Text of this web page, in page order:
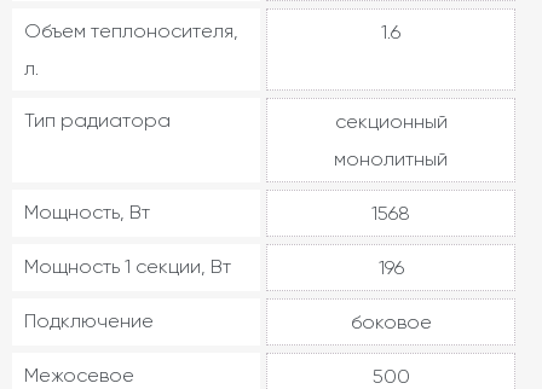
Объем теплоносителя,
л.
1.6
Тип радиатора
секционный
монолитный
Мощность, Вт 1568
Мощность 1 секции, Вт 196
Подключение боковое
Межосевое
500